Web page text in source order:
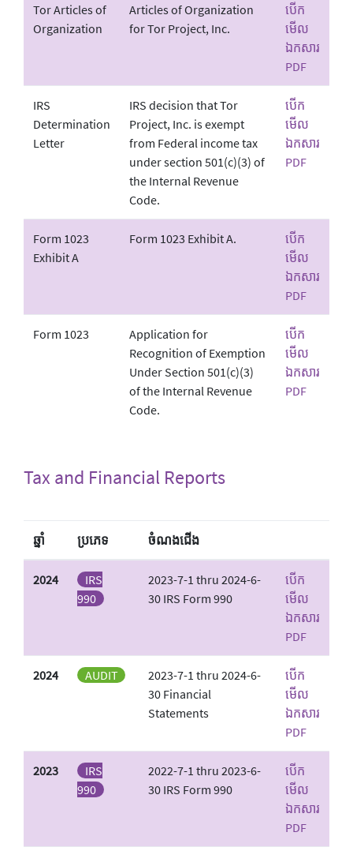
Tor Articles of
Organization
Articles of Organization
for Tor Project, Inc.
បើក
មើល
ឯកសារ
PDF
IRS
Determination
Letter
IRS decision that Tor
Project, Inc. is exempt
from Federal income tax
under section 501(c)(3) of
the Internal Revenue
Code.
បើក
មើល
ឯកសារ
PDF
Form 1023
Exhibit A
Form 1023 Exhibit A.
បើក
មើល
ឯកសារ
PDF
Form 1023
Application for
Recognition of Exemption
Under Section 501(c)(3)
of the Internal Revenue
Code.
បើក
មើល
ឯកសារ
PDF
Tax and Financial Reports
ឆ្នាំ ប្រភេទ ចំណង​ជើង
2024
IRS
990
2023-7-1 thru 2024-6-
30 IRS Form 990
បើក
មើល
ឯកសារ
PDF
2024 AUDIT
2023-7-1 thru 2024-6-
30 Financial
Statements
បើក
មើល
ឯកសារ
PDF
2023
IRS
990
2022-7-1 thru 2023-6-
30 IRS Form 990
បើក
មើល
ឯកសារ
PDF